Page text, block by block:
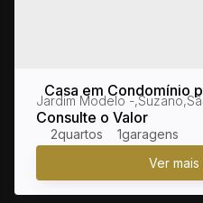
Casa em Condomínio
SP no bairro
Consulte o Valor
Jardim Modelo ,Suzano,
2 1